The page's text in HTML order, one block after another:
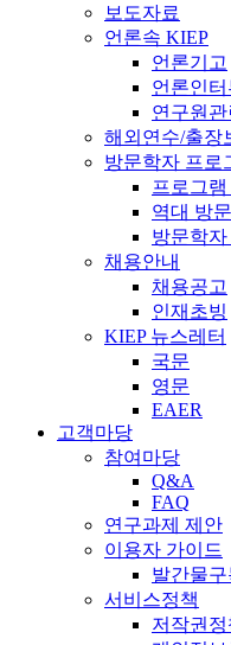
보도자료
언론속 KIEP
언론기고
언론인터
연구원
해외연수/출장
방문학자 프로
프로그램
역대 방
방문학자
채용안내
채용공고
인재초빙
KIEP 뉴스레터
국문
영문
EAER
고객마당
참여마당
Q&A
FAQ
연구과제 제안
이용자 가이드
발간물구
서비스정책
저작권정